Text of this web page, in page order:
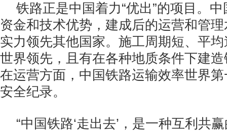
铁路正是中国着力“优出”的项目。
资金和技术优势，建成后的运营和管
实力领先其他国家。施工周期短、平
世界领先，且有在各种地质条件下建
在运营方面，中国铁路运输效率世界
安全纪录。
“中国铁路‘走出去’，是一种互利共